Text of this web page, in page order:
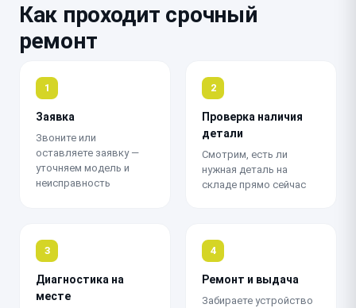
Как проходит срочный
ремонт
1
Заявка
Звоните или
оставляете заявку —
уточняем модель и
неисправность
2
Проверка наличия
детали
Смотрим, есть ли
нужная деталь на
складе прямо сейчас
3
Диагностика на
месте
4
Ремонт и выдача
Забираете устройство